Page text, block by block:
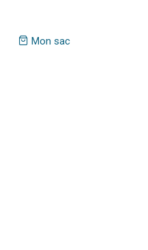
Mon sac